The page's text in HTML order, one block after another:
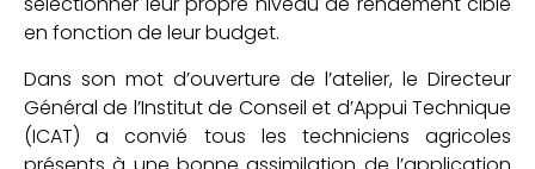
en fonction de leur budget.
Dans son mot d’ouverture de l’atelier, le Directeur
Général de l’Institut de Conseil et d’Appui Technique
(ICAT) a convié tous les techniciens agricoles